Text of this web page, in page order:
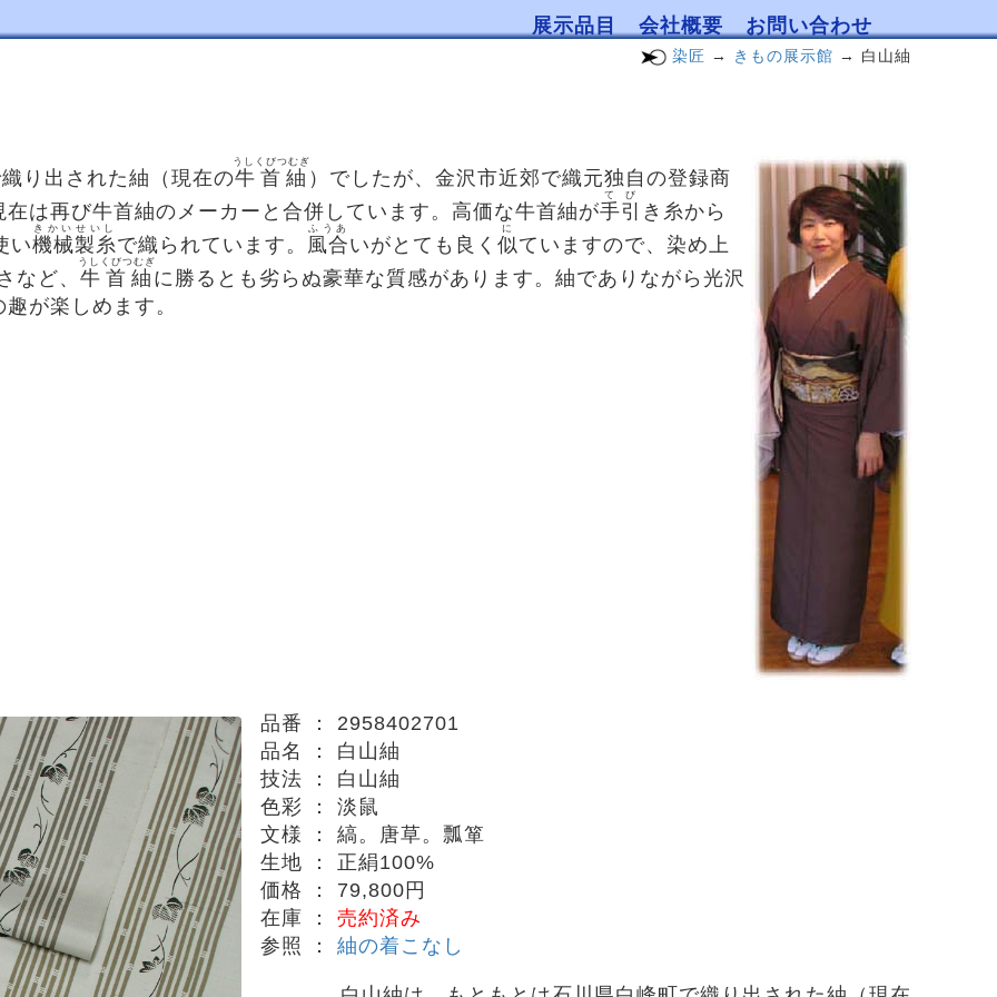
展示品目 会社概要 お問い合わせ
染匠 → きもの展示館 → 白山紬
り出された紬（現在の牛首紬
うしくびつむぎ
）でしたが、金沢市近郊で織元独自の登録商
は再び牛首紬のメーカーと合併しています。高価な牛首紬が手引
てび
き糸から
い機械製糸
きかいせいし
で織られています。 風合
ふうあ
いがとても良く 似
に
ていますので、染め上
など、 牛首紬
うしくびつむぎ
に勝るとも劣らぬ豪華な質感があります。紬でありながら光沢
が楽しめます。
品番 ： 2958402701
品名 ： 白山紬
技法 ： 白山紬
色彩 ： 淡鼠
文様 ： 縞。唐草。瓢箪
生地 ： 正絹100%
価格 ： 79,800円
在庫 ： 売約済み
参照 ： 紬の着こなし